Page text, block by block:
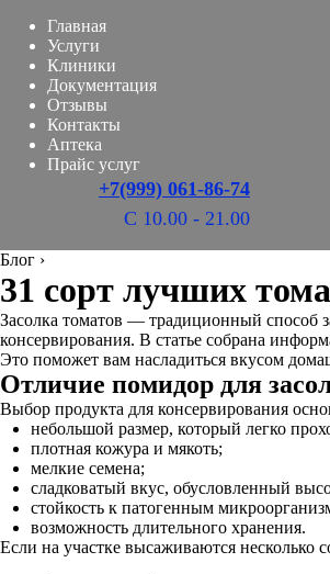
Главная
Услуги
Клиники
Документация
Отзывы
Контакты
Аптека
Прайс услуг
+7(999) 061-86-74
С 10.00 - 21.00
Блог ›
31 сорт лучших
Засолка томатов — традиционный способ
консервирования. В статье собрана
Это поможет вам насладиться вкусом
Отличие помидор для
Выбор продукта для консервирования
небольшой размер, который легко
плотная кожура и мякоть;
мелкие семена;
сладковатый вкус, обусловленный
стойкость к патогенным
возможность длительного хранения.
Если на участке высаживаются несколько